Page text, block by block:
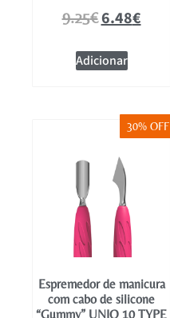
9.25€6.48€
Adicionar
30% OFF
Espremedor de manicura
com cabo de silicone
“Gummy” UNIQ 10 TYPE